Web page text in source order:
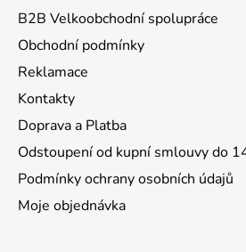
B2B Velkoobchodní spolupráce
Obchodní podmínky
Reklamace
Kontakty
Doprava a Platba
Odstoupení od kupní smlouvy do
Podmínky ochrany osobních údajů
Moje objednávka